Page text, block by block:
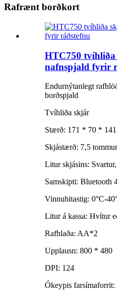
Rafrænt borðkort
HTC750
nafnspjald fyrir
Endurnýtanlegt
borðspjald
Tvíhliða skjár
Stærð: 171 * 70 *
Skjástærð: 7,5 tommur
Litur skjásins:
Samskipti: Bluetooth
Vinnuhitastig: 0°C-
Litur á kassa: Hvítur
Rafhlaða: AA*2
Upplausn: 800 * 480
DPI: 124
Ókeypis